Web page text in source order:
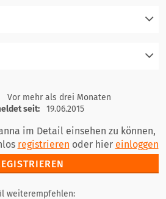
registrieren
einloggen
Vor mehr als drei Monaten
seit:
19.06.2015
im Detail einsehen zu können,
registrieren oder hier einloggen
weiterempfehlen: